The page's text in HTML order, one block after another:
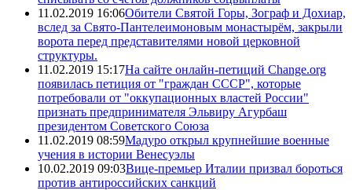
11.02.2019 16:06Обители Святой Горы, Зограф и Дохиар,
вслед за Свято-Пантелеимоновым монастырём, закрыли
ворота перед представителями новой церковной
структуры.
11.02.2019 15:17На сайте онлайн-петиций Change.org
появилась петиция от "граждан СССР", которые
потребовали от "оккупационных властей России"
признать предпринимателя Эльвиру Агурбаш
президентом Советского Союза
11.02.2019 08:59Мадуро открыл крупнейшие военные
учения в истории Венесуэлы
10.02.2019 09:03Вице-премьер Италии призвал бороться
против антироссийских санкций